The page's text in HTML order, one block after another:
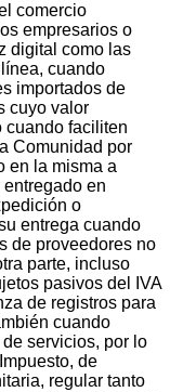
comercio
empresarios o
digital como las
cuando
importados de
cuyo valor
cuando faciliten
Comunidad por
en la misma a
en
o
entrega cuando
de proveedores no
parte, incluso
pasivos del IVA
de registros para
cuando
servicios, por lo
de
regular tanto